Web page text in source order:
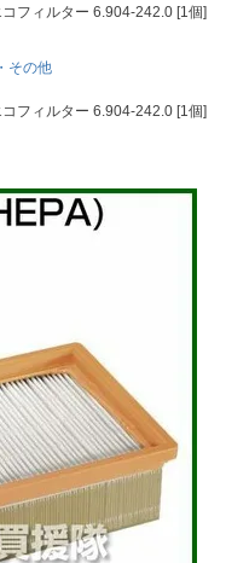
フィルター 6.904-242.0 [1個]
その他
フィルター 6.904-242.0 [1個]